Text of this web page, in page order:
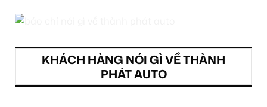
KHÁCH HÀNG NÓI GÌ VỀ THÀNH
PHÁT AUTO